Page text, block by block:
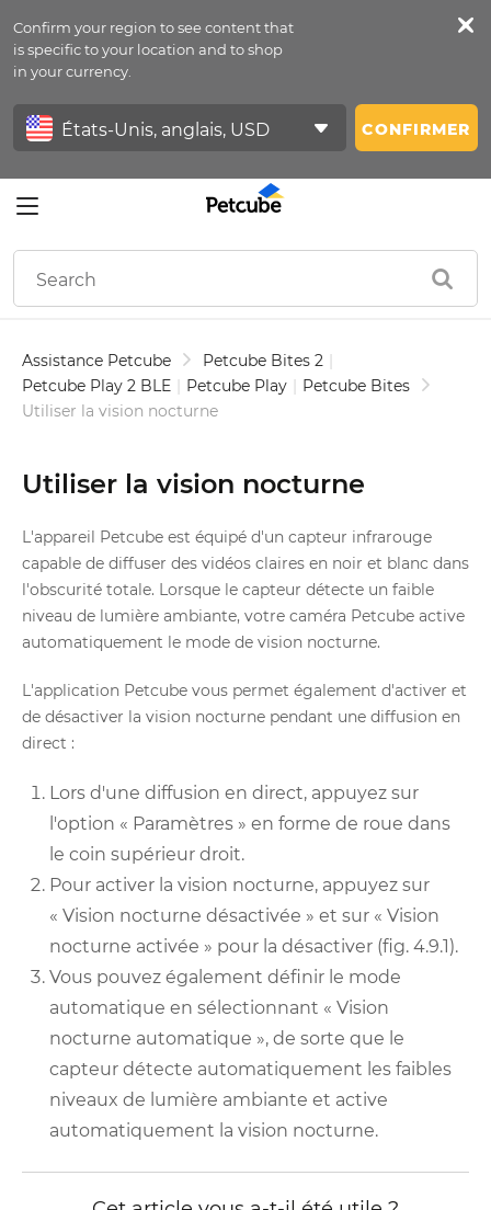
Confirm your region to see content that
is specific to your location and to shop
in your currency.
CONFIRMER
Petfeed
Se Connecter
Assistance Petcube Petcube Bites 2 |
Petcube Play 2 BLE | Petcube Play | Petcube Bites
Utiliser la vision nocturne
Utiliser la vision nocturne
L'appareil Petcube est équipé d'un capteur infrarouge
capable de diffuser des vidéos claires en noir et blanc dans
l'obscurité totale. Lorsque le capteur détecte un faible
niveau de lumière ambiante, votre caméra Petcube active
automatiquement le mode de vision nocturne.
L'application Petcube vous permet également d'activer et
de désactiver la vision nocturne pendant une diffusion en
direct :
Lors d'une diffusion en direct, appuyez sur
l'option « Paramètres » en forme de roue dans
le coin supérieur droit.
Pour activer la vision nocturne, appuyez sur
« Vision nocturne désactivée » et sur « Vision
nocturne activée » pour la désactiver (fig. 4.9.1).
Vous pouvez également définir le mode
automatique en sélectionnant « Vision
nocturne automatique », de sorte que le
capteur détecte automatiquement les faibles
niveaux de lumière ambiante et active
automatiquement la vision nocturne.